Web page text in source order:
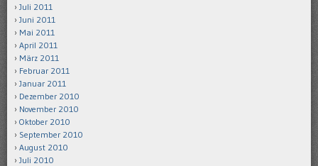
Juli 2011
Juni 2011
Mai 2011
April 2011
März 2011
Februar 2011
Januar 2011
Dezember 2010
November 2010
Oktober 2010
September 2010
August 2010
Juli 2010